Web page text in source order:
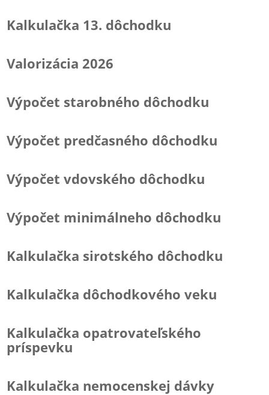
Kalkulačka 13. dôchodku
Valorizácia 2026
Výpočet starobného dôchodku
Výpočet predčasného dôchodku
Výpočet vdovského dôchodku
Výpočet minimálneho dôchodku
Kalkulačka sirotského dôchodku
Kalkulačka dôchodkového veku
Kalkulačka opatrovateľského
príspevku
Kalkulačka nemocenskej dávky